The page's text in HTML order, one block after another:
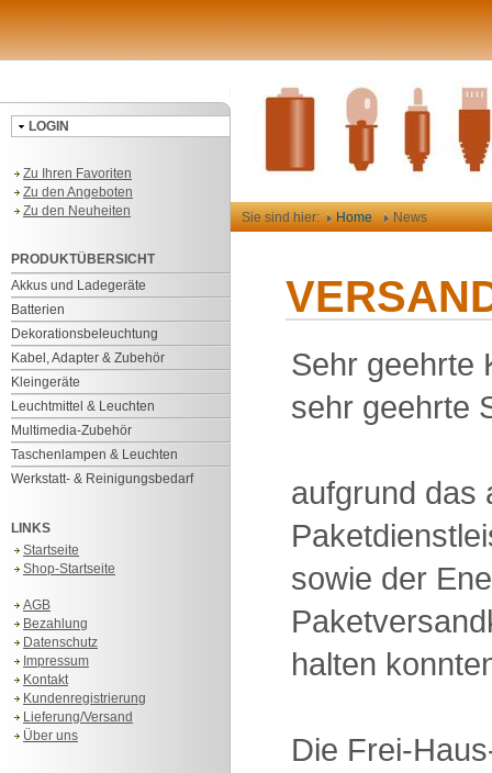
LOGIN
Zu Ihren Favoriten
Zu den Angeboten
Zu den Neuheiten
PRODUKTÜBERSICHT
Akkus und Ladegeräte
Batterien
Dekorationsbeleuchtung
Kabel, Adapter & Zubehör
Kleingeräte
Leuchtmittel & Leuchten
Multimedia-Zubehör
Taschenlampen & Leuchten
Werkstatt- & Reinigungsbedarf
LINKS
Startseite
Shop-Startseite
AGB
Bezahlung
Datenschutz
Impressum
Kontakt
Kundenregistrierung
Lieferung/Versand
Über uns
Sie sind hier: Home News
Sehr geehrte
sehr geehrte
aufgrund das
sowie der
halten
Die Frei-